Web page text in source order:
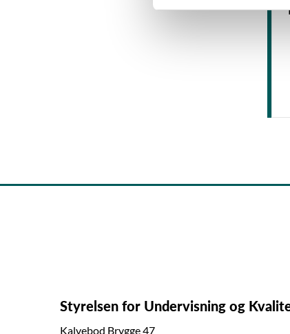
v
Styrelsen for Undervisning og
Kalvebod Brygge 47